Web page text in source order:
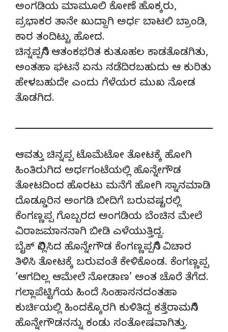
ಅಂಗಡಿಯ ಮಾಮೂಲಿ ಕೋಣೆ ಹೊಕ್ಕರು,
ಪ್ರಭಾಕರ ತಾನೇ ಖುದ್ದಾಗಿ ಅರ್ಧ ಬಾಟಲಿ ಬ್ರಾಂಡಿ,
ಕಾರ ತಂದಿಟ್ಟು ಹೋದ.
ಚಿನ್ನಪ್ಪನಿಗೆ ಆತಂಕಭರಿತ ಕುತೂಹಲ ಕಾಡತೊಡಗಿತು,
ಅಂತಹಾ ಘಟನೆ ಏನು ನಡೆದಿರಬಹುದು ಆ ಕುರಿತು
ಹೇಳಬಹುದೇ ಎಂದು ಗೆಳೆಯರ ಮುಖ ನೋಡ
ತೊಡಗಿದ.
ಆವತ್ತು ಚಿನ್ನಪ್ಪ ಟೊಮೆಟೋ ತೋಟಕ್ಕೆ ಹೋಗಿ
ಹಿಂತಿರುಗಿದ ಅರ್ಧಗಂಟೆಯಲ್ಲಿ ಹೊನ್ನೇಗೌಡ
ತೋಟದಿಂದ ಹೊರಟು ಮನೆಗೆ ಹೋಗಿ ಸ್ನಾನಮಾಡಿ
ದೊಡ್ಡೂರಿನ ಅಂಗಡಿ ಬೀದಿಗೆ ಬರುವಷ್ಟರಲ್ಲಿ
ಕೆಂಗಣ್ಣಪ್ಪ ಗೊಬ್ಬರದ ಅಂಗಡಿಯ ಬೆಂಚಿನ ಮೇಲೆ
ವಿರಾಜಮಾನನಾಗಿ ಬೀಡಿ ಎಳೆಯುತ್ತಿದ್ದ.
ಬೈಕ್ ನಿಲ್ಲಿಸಿದ ಹೊನ್ನೇಗೌಡ ಕೆಂಗಣ್ಣಪ್ಪನಿಗೆ ವಿಚಾರ
ತಿಳಿಸಿ ತೋಟಕ್ಕೆ ಬರುವಂತೆ ಕೇಳಿಕೊಂಡ. ಕೆಂಗಣ್ಣಪ್ಪ
‘ಆಗದಿಲ್ಲ ಆಮೇಲೆ ನೋಡಾಣ’ ಅಂತ ಚೊರೆ ತೆಗೆದ.
ಗಲ್ಲಾಪೆಟ್ಟಿಗೆಯ ಹಿಂದೆ ಸಿಂಹಾಸನದಂತಹಾ
ಕುರ್ಚಿಯಲ್ಲಿ ಹಿಂದಕ್ಕೊರಗಿ ಕುಳಿತಿದ್ದ ಕತ್ತೆರಾಮನಿಗೆ
ಹೊನ್ನೇಗೌಡನನ್ನು ಕಂಡು ಸಂತೋಷವಾಗಿತ್ತು.